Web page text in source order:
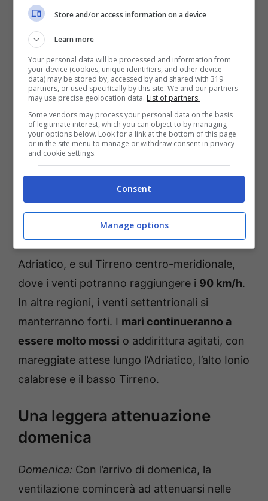
Vento forte – jubilaeumlauretanum.it
La giornata di sabato vedrà i venti
intensificarsi ulteriormente, con raffiche
Adriatico, e sul Tirreno centro-meridionale,
dove i venti potranno raggiungere i 90 km/h.
In altre regioni, i venti settentrionali si
manterranno forti. I mari continueranno a
essere molto mossi o addirittura agitati, con
mareggiate attese lungo l’Adriatico, l’alto Ionio
calabrese e il basso Tirreno.
Una leggera attenuazione
domenica
Domenica: Con l’arrivo di domenica, la
ventilazione comincerà ad attenuarsi nelle
Store and/or access information on a device
Learn more
Your personal data will be processed and information from
your device (cookies, unique identifiers, and other device
data) may be stored by, accessed by and shared with 319
partners, or used specifically by this site. We and our partners
may use precise geolocation data. List of partners.
Some vendors may process your personal data on the basis
of legitimate interest, which you can object to by managing
your options below. Look for a link at the bottom of this page
or in the site menu to manage or withdraw consent in privacy
and cookie settings.
Consent
Manage options